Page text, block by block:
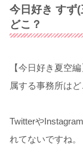
今日好き すず
どこ？
【今日好き夏空
属する事務所は
Twitterや
れてないですね。